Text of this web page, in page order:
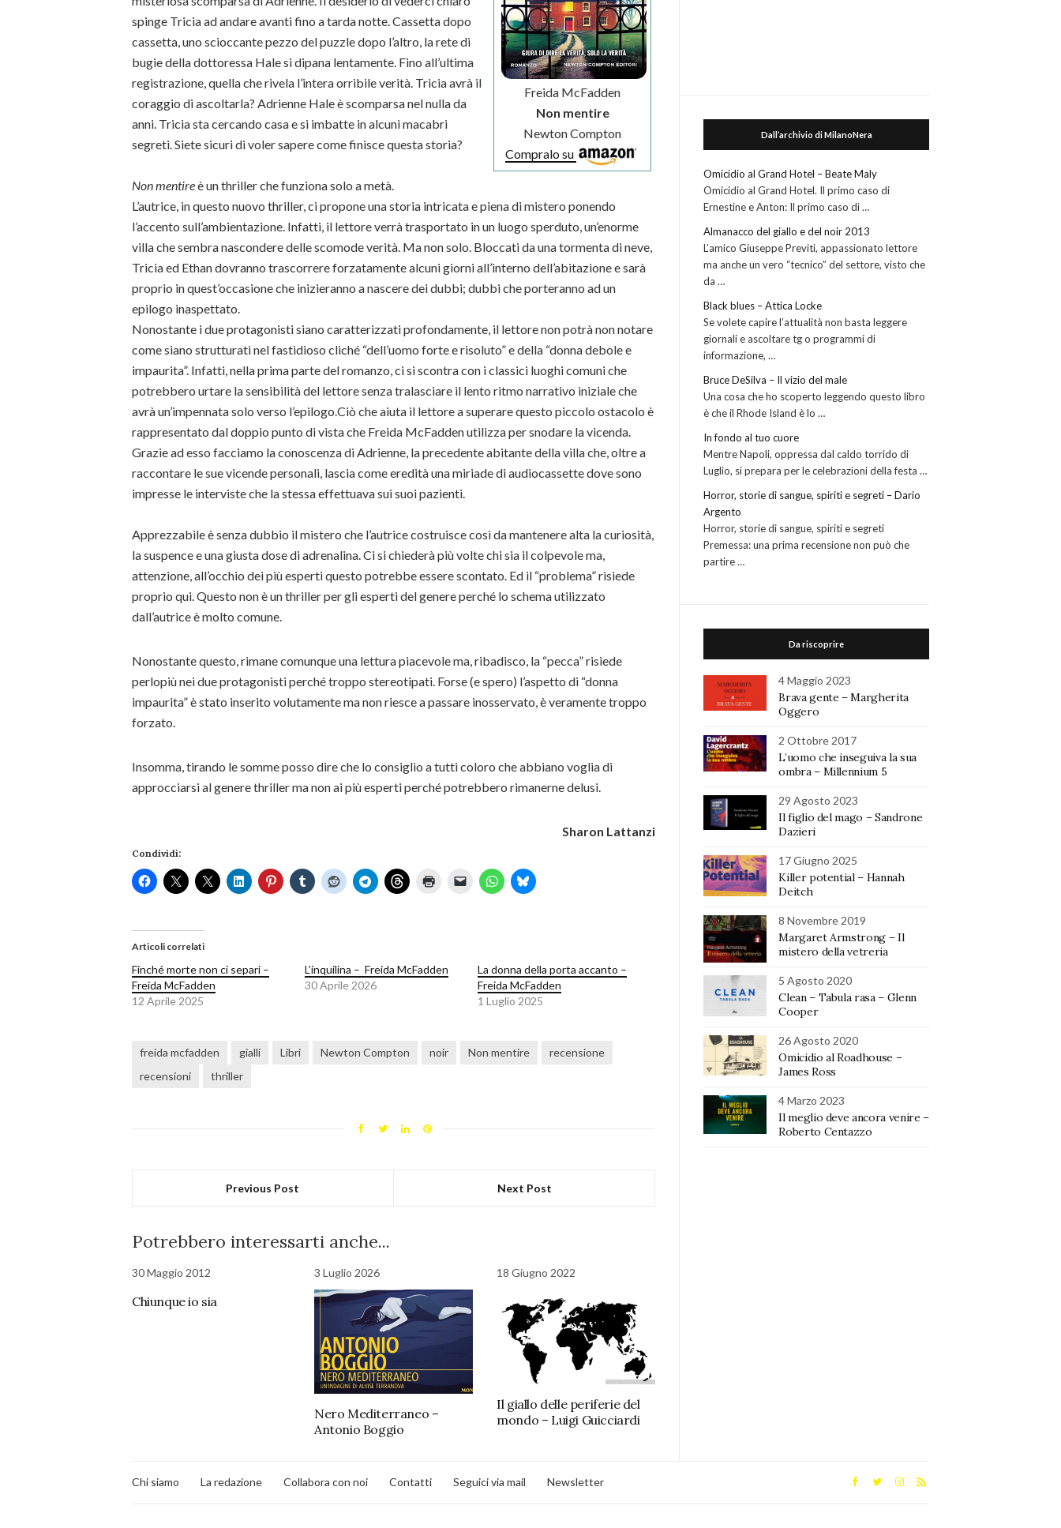
Freida McFadden
Non mentire
Newton Compton
Compralo su
spinge Tricia ad andare avanti fino a tarda notte. Cassetta dopo
cassetta, uno scioccante pezzo del puzzle dopo l’altro, la rete di
bugie della dottoressa Hale si dipana lentamente. Fino all’ultima
registrazione, quella che rivela l’intera orribile verità. Tricia avrà il
coraggio di ascoltarla? Adrienne Hale è scomparsa nel nulla da
anni. Tricia sta cercando casa e si imbatte in alcuni macabri
segreti. Siete sicuri di voler sapere come finisce questa storia?
Non mentireè un thriller che funziona solo a metà.
L’autrice, in questo nuovo thriller, ci propone una storia intricata e piena di mistero ponendo
l’accento sull’ambientazione. Infatti, il lettore verrà trasportato in un luogo sperduto, un’enorme
villa che sembra nascondere delle scomode verità. Ma non solo. Bloccati da una tormenta di neve,
Tricia ed Ethan dovranno trascorrere forzatamente alcuni giorni all’interno dell’abitazione e sarà
proprio in quest’occasione che inizieranno a nascere dei dubbi; dubbi che porteranno ad un
epilogo inaspettato.
Nonostante i due protagonisti siano caratterizzati profondamente, il lettore non potrà non notare
come siano strutturati nel fastidioso cliché “dell’uomo forte e risoluto” e della “donna debole e
impaurita”. Infatti, nella prima parte del romanzo, ci si scontra con i classici luoghi comuni che
potrebbero urtare la sensibilità del lettore senza tralasciare il lento ritmo narrativo iniziale che
avrà un’impennata solo verso l’epilogo.Ciò che aiuta il lettore a superare questo piccolo ostacolo è
rappresentato dal doppio punto di vista che Freida McFadden utilizza per snodare la vicenda.
Grazie ad esso facciamo la conoscenza di Adrienne, la precedente abitante della villa che, oltre a
raccontare le sue vicende personali, lascia come eredità una miriade di audiocassette dove sono
impresse le interviste che la stessa effettuava sui suoi pazienti.
Apprezzabile è senza dubbio il mistero che l’autrice costruisce così da mantenere alta la curiosità,
la suspence e una giusta dose di adrenalina. Ci si chiederà più volte chi sia il colpevole ma,
attenzione, all’occhio dei più esperti questo potrebbe essere scontato. Ed il “problema” risiede
proprio qui. Questo non è un thriller per gli esperti del genere perché lo schema utilizzato
dall’autrice è molto comune.
Nonostante questo, rimane comunque una lettura piacevole ma, ribadisco, la “pecca” risiede
perlopiù nei due protagonisti perché troppo stereotipati. Forse (e spero) l’aspetto di “donna
impaurita” è stato inserito volutamente ma non riesce a passare inosservato, è veramente troppo
forzato.
Insomma, tirando le somme posso dire che lo consiglio a tutti coloro che abbiano voglia di
approcciarsi al genere thriller ma non ai più esperti perché potrebbero rimanerne delusi.
Sharon Lattanzi
Condividi:
Articoli correlati
Finché morte non ci separi –
Freida McFadden
12 Aprile 2025
L’inquilina – Freida McFadden
30 Aprile 2026
La donna della porta accanto –
Freida McFadden
1 Luglio 2025
freida mcfadden gialli Libri Newton Compton noir Non mentire
recensione
recensioni
thriller
Previous Post Next Post
Potrebbero interessarti anche...
30 Maggio 2012
Chiunque io sia
3 Luglio 2026
Nero Mediterraneo –
Antonio Boggio
18 Giugno 2022
Il giallo delle periferie del
mondo – Luigi Guicciardi
Dall’archivio di MilanoNera
Omicidio al Grand Hotel – Beate Maly
Omicidio al Grand Hotel. Il primo caso di
Ernestine e Anton: Il primo caso di …
Almanacco del giallo e del noir 2013
L’amico Giuseppe Previti, appassionato lettore
ma anche un vero “tecnico” del settore, visto che
da …
Black blues – Attica Locke
Se volete capire l’attualità non basta leggere
giornali e ascoltare tg o programmi di
informazione, …
Bruce DeSilva – Il vizio del male
Una cosa che ho scoperto leggendo questo libro
è che il Rhode Island è lo …
In fondo al tuo cuore
Mentre Napoli, oppressa dal caldo torrido di
Luglio, si prepara per le celebrazioni della festa …
Horror, storie di sangue, spiriti e segreti – Dario
Argento
Horror, storie di sangue, spiriti e segreti
Premessa: una prima recensione non può che
partire …
Da riscoprire
4 Maggio 2023
Brava gente – Margherita
Oggero
2 Ottobre 2017
L’uomo che inseguiva la sua
ombra – Millennium 5
29 Agosto 2023
Il figlio del mago – Sandrone
Dazieri
17 Giugno 2025
Killer potential – Hannah
Deitch
8 Novembre 2019
Margaret Armstrong – Il
mistero della vetreria
5 Agosto 2020
Clean – Tabula rasa – Glenn
Cooper
26 Agosto 2020
Omicidio al Roadhouse –
James Ross
4 Marzo 2023
Il meglio deve ancora venire –
Roberto Centazzo
Chi siamo La redazione Collabora con noi Contatti Seguici via mail Newsletter